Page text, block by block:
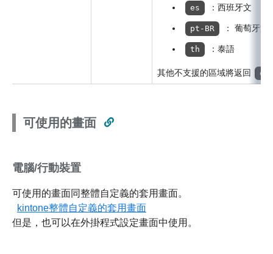
es ：西班牙文
pt-BR ： 葡萄牙文
th ：泰語
其他不支援的區域將返回 en
可使用的畫面
電腦/行動裝置
可使用的畫面同整體自定義的套用畫面。
kintone整體自定義的套用畫面
但是，也可以在外掛程式設定畫面中使用。